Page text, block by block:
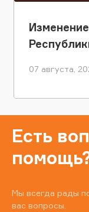
07 августа,
Есть
Мы всегда рады
вас вопросы.